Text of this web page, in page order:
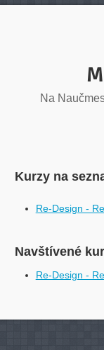
Na
Kurzy na
Re-Design -
Navštívené
Re-Design -